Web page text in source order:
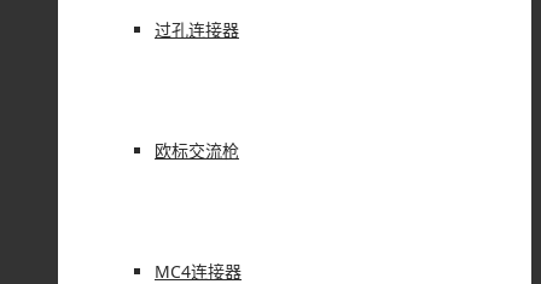
过孔连接器
欧标交流枪
MC4连接器